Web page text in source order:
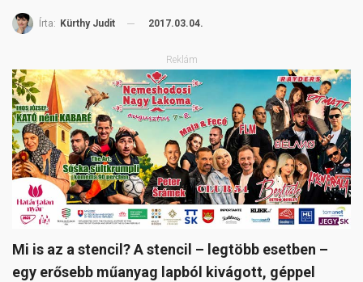
Írta: Kürthy Judit 2017.03.04.
Reklám
Mi is az a stencil? A stencil – legtöbb esetben –
egy erősebb műanyag lapból kivágott, géppel